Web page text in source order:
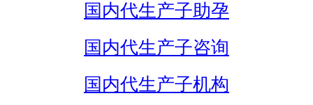
国内代生产子助孕
国内代生产子咨询
国内代生产子机构